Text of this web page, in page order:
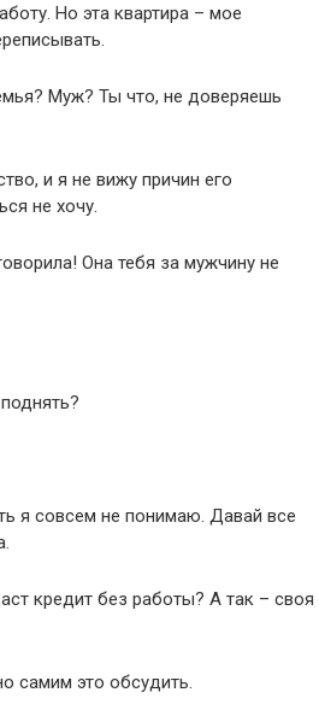
Но эта квартира – мое
Муж? Ты что, не доверяешь
и я не вижу причин его
не хочу.
Она тебя за мужчину не
я совсем не понимаю. Давай все
кредит без работы? А так – своя
самим это обсудить.